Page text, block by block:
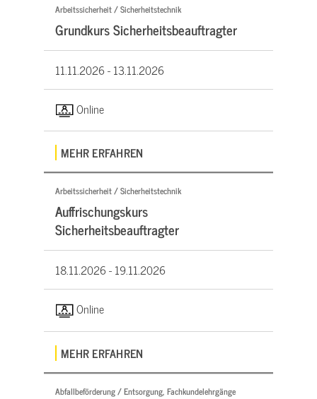
Arbeitssicherheit / Sicherheitstechnik
Grundkurs Sicherheitsbeauftragter
11.11.2026 -13.11.2026
Online
MEHR ERFAHREN
Arbeitssicherheit / Sicherheitstechnik
Auffrischungskurs
Sicherheitsbeauftragter
18.11.2026 -19.11.2026
Online
MEHR ERFAHREN
Abfallbeförderung / Entsorgung, Fachkundelehrgänge